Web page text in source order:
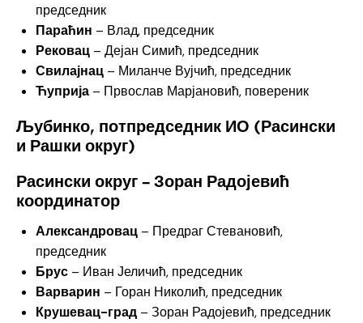
председник
Параћин – Влад, председник
Рековац – Дејан Симић, председник
Свилајнац – Миланче Вујчић, председник
Ћуприја – Првослав Марјановић, повереник
Љубинко, потпредседник ИО (Расински
и Рашки округ)
Расински округ – Зоран Радојевић
координатор
Александровац – Предраг Стевановић,
председник
Брус – Иван Јеличић, председник
Варварин – Горан Николић, председник
Крушевац-град – Зоран Радојевић, председник